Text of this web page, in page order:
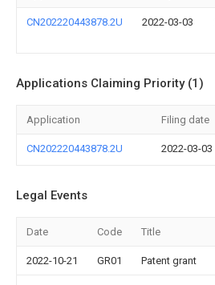
CN202220443878.2U 2022-03-03
Applications Claiming Priority (1)
Application Filing date
CN202220443878.2U 2022-03-03
Legal Events
Date Code Title
2022-10-21 GR01 Patent grant